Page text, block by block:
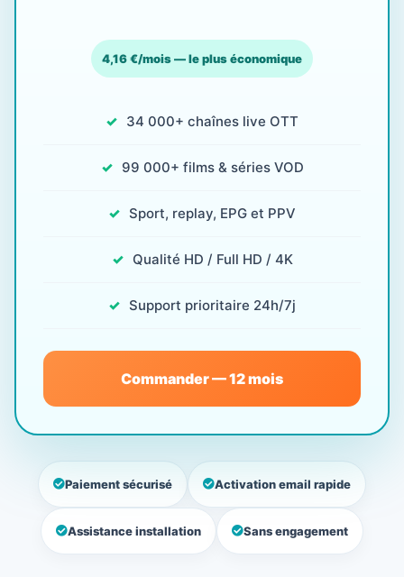
4,16 €/mois — le plus économique
34 000+ chaînes live OTT
99 000+ films & séries VOD
Sport, replay, EPG et PPV
Qualité HD / Full HD / 4K
Support prioritaire 24h/7j
Commander — 12 mois
Paiement sécurisé Activation email rapide
Assistance installation Sans engagement